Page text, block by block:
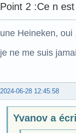
Point 2 :Ce n
une Heineken,
je ne me suis
2024-06-28 12:45:58
Yvanov a